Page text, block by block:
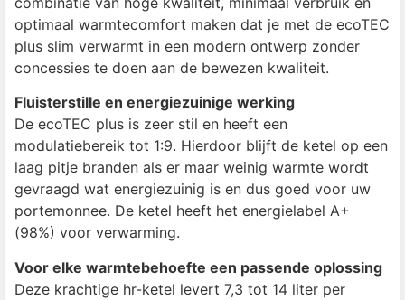
optimaal warmtecomfort maken dat je met de ecoTEC
plus slim verwarmt in een modern ontwerp zonder
concessies te doen aan de bewezen kwaliteit.
Fluisterstille en energiezuinige werking
De ecoTEC plus is zeer stil en heeft een
modulatiebereik tot 1:9. Hierdoor blijft de ketel op een
laag pitje branden als er maar weinig warmte wordt
gevraagd wat energiezuinig is en dus goed voor uw
portemonnee. De ketel heeft het energielabel A+
(98%) voor verwarming.
Voor elke warmtebehoefte een passende oplossing
Deze krachtige hr-ketel levert 7,3 tot 14 liter per